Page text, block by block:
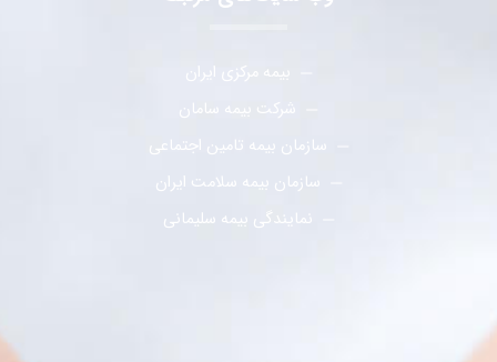
بیمه مرکزی ایران
شرکت بیمه سامان
سازمان بیمه تامین اجتماعی
سازمان بیمه سلامت ایران
نمایندگی بیمه سلیمانی